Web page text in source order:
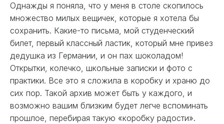
Однажды я поняла, что у меня в столе скопилось
множество милых вещичек, которые я хотела бы
сохранить. Какие-то письма, мой студенческий
билет, первый классный ластик, который мне привез
дедушка из Германии, и он пах шоколадом!
Открытки, колечко, школьные записки и фото с
практики. Все это я сложила в коробку и храню до
сих пор. Такой архив может быть у каждого, и
возможно вашим близким будет легче вспоминать
прошлое, перебирая такую «коробку радости».